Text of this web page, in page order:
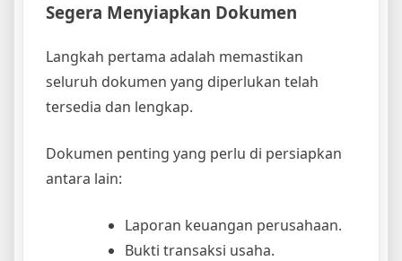
Segera Menyiapkan Dokumen
Langkah pertama adalah memastikan
seluruh dokumen yang diperlukan telah
tersedia dan lengkap.
Dokumen penting yang perlu di persiapkan
antara lain:
Laporan keuangan perusahaan.
Bukti transaksi usaha.